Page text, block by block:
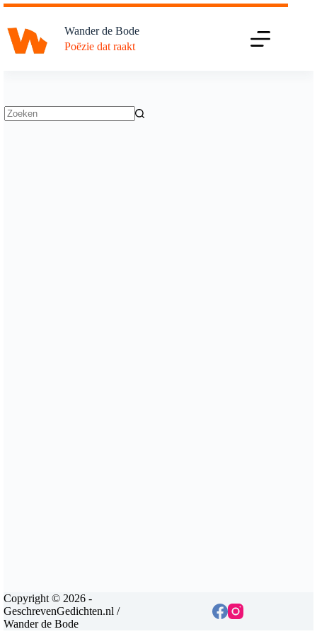
Ga
de
inhoud
Wander de Bode
Poëzie dat raakt
Copyright © 2026 -
GeschrevenGedichten.nl /
Wander de Bode